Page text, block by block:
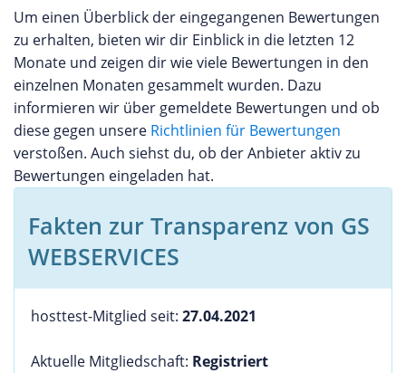
Um einen Überblick der eingegangenen Bewertungen
zu erhalten, bieten wir dir Einblick in die letzten 12
Monate und zeigen dir wie viele Bewertungen in den
einzelnen Monaten gesammelt wurden. Dazu
informieren wir über gemeldete Bewertungen und ob
diese gegen unsere Richtlinien für Bewertungen
verstoßen. Auch siehst du, ob der Anbieter aktiv zu
Bewertungen eingeladen hat.
Fakten zur Transparenz von GS
WEBSERVICES
hosttest-Mitglied seit: 27.04.2021
Aktuelle Mitgliedschaft: Registriert